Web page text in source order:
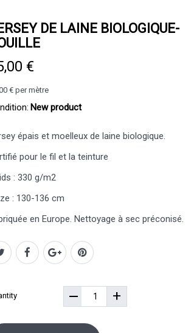
DE LAINE BIOLOGIQUE-
€
€ per mètre
New product
épais et moelleux de laine biologique.
pour le fil et la teinture
: 330 g/m2
: 130-136 cm
en Europe. Nettoyage à sec préconisé.
+